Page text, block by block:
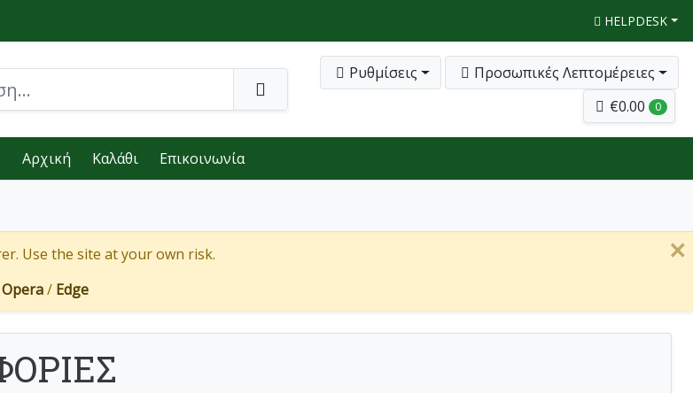
HELPDESK
Ρυθμίσεις
Προσωπικές Λεπτομέρειες
€0.00
0
Αρχική Καλάθι Επικοινωνία
Use the site at your own risk.
Opera/ Edge
×